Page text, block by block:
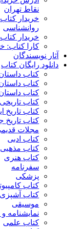
نقاط تهران
خریدار
روانشناسی
خریدار
کارا کتاب:
آثار نویسندگان
دانلود رایگان کتاب
کتاب
کتاب
کتاب
کتاب تاریخی
کتاب تاریخ
کتاب تاریخ
مجلات
کتاب ادبی
کتاب مذهبی
کتاب هنری
سفرنامه
پزشکی
کتاب
کتاب آشپزی
موسیقی
نمایشنامه و
کتاب علمی